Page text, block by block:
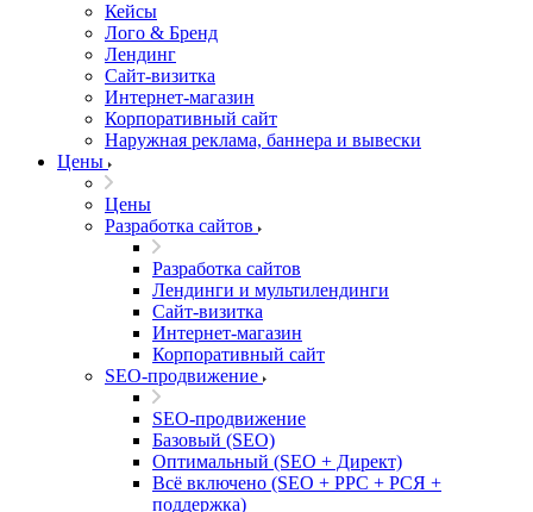
Кейсы
Лого & Бренд
Лендинг
Сайт-визитка
Интернет-магазин
Корпоративный сайт
Наружная реклама, баннера и вывески
Цены
Цены
Разработка сайтов
Разработка сайтов
Лендинги и мультилендинги
Сайт-визитка
Интернет-магазин
Корпоративный сайт
SEO-продвижение
SEO-продвижение
Базовый (SEO)
Оптимальный (SEO + Директ)
Всё включено (SEO + PPC + РСЯ +
поддержка)